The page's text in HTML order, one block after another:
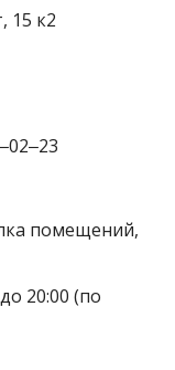
15 к2
помещений,
20:00 (по